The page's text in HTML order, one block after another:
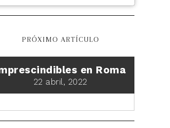
PRÓXIMO ARTÍCULO
en Roma
22 abril, 2022